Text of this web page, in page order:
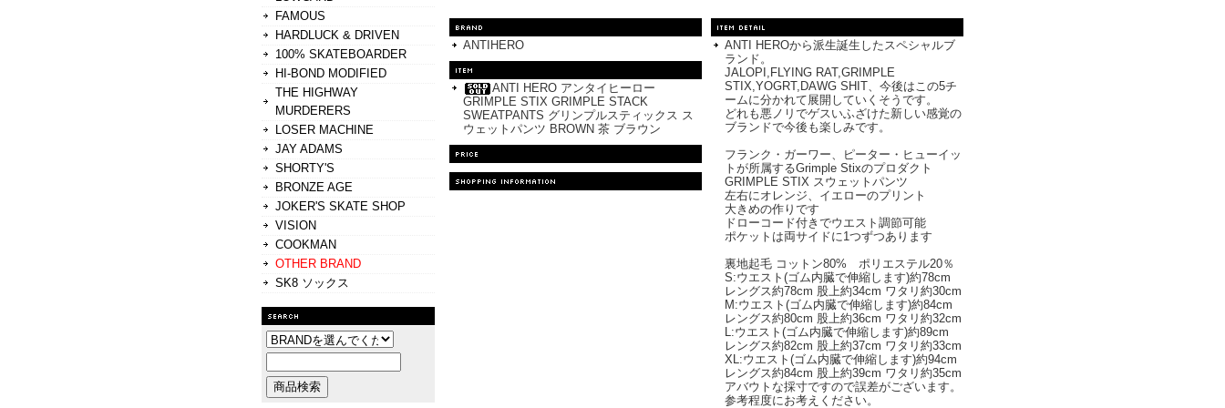
FAMOUS
HARDLUCK & DRIVEN
100% SKATEBOARDER
HI-BOND MODIFIED
THE HIGHWAY
MURDERERS
LOSER MACHINE
JAY ADAMS
SHORTY'S
BRONZE AGE
JOKER'S SKATE SHOP
VISION
COOKMAN
OTHER BRAND
SK8 ソックス
ANTIHERO
ANTI HERO アンタイヒーロー
GRIMPLE STIX GRIMPLE STACK
SWEATPANTS グリンプルスティックス ス
ウェットパンツ BROWN 茶 ブラウン
ANTI HEROから派生誕生したスペシャルブ
ランド。
JALOPI,FLYING RAT,GRIMPLE
STIX,YOGRT,DAWG SHIT、今後はこの5チ
ームに分かれて展開していくそうです。
どれも悪ノリでゲスいふざけた新しい感覚の
ブランドで今後も楽しみです。
フランク・ガーワー、ピーター・ヒューイッ
トが所属するGrimple Stixのプロダクト
GRIMPLE STIX スウェットパンツ
左右にオレンジ、イエローのプリント
大きめの作りです
ドローコード付きでウエスト調節可能
ポケットは両サイドに1つずつあります
裏地起毛 コットン80% ポリエステル20％
S:ウエスト(ゴム内臓で伸縮します)約78cm
レングス約78cm 股上約34cm ワタリ約30cm
M:ウエスト(ゴム内臓で伸縮します)約84cm
レングス約80cm 股上約36cm ワタリ約32cm
L:ウエスト(ゴム内臓で伸縮します)約89cm
レングス約82cm 股上約37cm ワタリ約33cm
XL:ウエスト(ゴム内臓で伸縮します)約94cm
レングス約84cm 股上約39cm ワタリ約35cm
アバウトな採寸ですので誤差がございます。
参考程度にお考えください。